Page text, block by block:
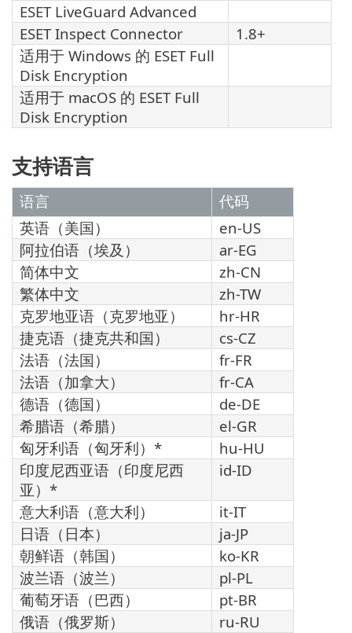
ESET LiveGuard Advanced
ESET Inspect Connector
1.8+
适用于 Windows 的 ESET Full
Disk Encryption
适用于 macOS 的 ESET Full
Disk Encryption
支持语言
语言
代码
英语（美国）
en-US
阿拉伯语（埃及）
ar-EG
简体中文
zh-CN
繁体中文
zh-TW
克罗地亚语（克罗地亚）
hr-HR
捷克语（捷克共和国）
cs-CZ
法语（法国）
fr-FR
法语（加拿大）
fr-CA
德语（德国）
de-DE
希腊语（希腊）
el-GR
匈牙利语（匈牙利）*
hu-HU
印度尼西亚语（印度尼西
亚）*
id-ID
意大利语（意大利）
it-IT
日语（日本）
ja-JP
朝鲜语（韩国）
ko-KR
波兰语（波兰）
pl-PL
葡萄牙语（巴西）
pt-BR
俄语（俄罗斯）
ru-RU